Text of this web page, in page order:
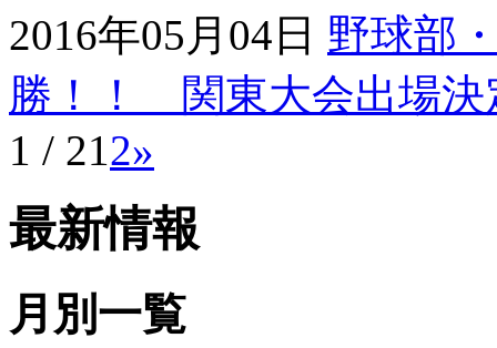
2016年05月04日 野球部
勝！！ 関東大会出場決
1 / 212»
最新情報
月別一覧